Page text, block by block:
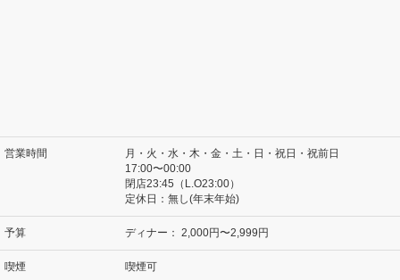
営業時間
月・火・水・木・金・土・日・祝日・祝前日
17:00〜00:00
閉店23:45（L.O23:00）
定休日：無し(年末年始)
予算 ディナー： 2,000円〜2,999円
喫煙 喫煙可